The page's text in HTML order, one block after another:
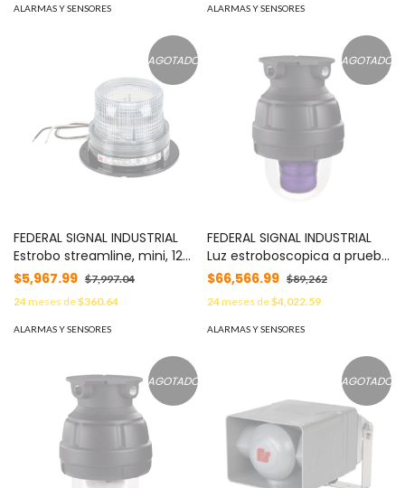
ALARMAS Y SENSORES ALARMAS Y SENSORES
AGOTADO
FEDERAL SIGNAL INDUSTRIAL
Estrobo streamline, mini, 120-
240 Vca, claro MOD: LP6120C
$5,967.99 $7,997.04
24meses de$360.64
ALARMAS Y SENSORES
AGOTADO
FEDERAL SIGNAL INDUSTRIAL
Luz estroboscopica a prueba
de explosiones, 24Vcc,
magenta, montaje no
incluido MOD: 27XST024M
$66,566.99 $89,262
24meses de$4,022.59
ALARMAS Y SENSORES
AGOTADO AGOTADO